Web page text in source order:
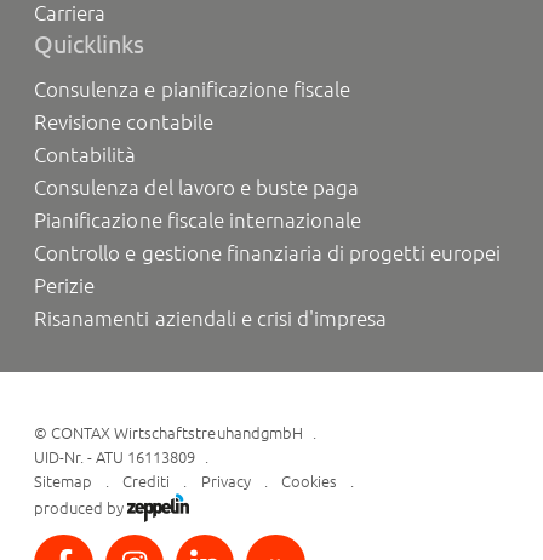
Carriera
Quicklinks
Consulenza e pianificazione fiscale
Revisione contabile
Contabilità
Consulenza del lavoro e buste paga
Pianificazione fiscale internazionale
Controllo e gestione finanziaria di progetti europei
Perizie
Risanamenti aziendali e crisi d'impresa
©CONTAX WirtschaftstreuhandgmbH
UID-Nr. - ATU 16113809
Sitemap
Crediti Privacy
Cookies
produced by